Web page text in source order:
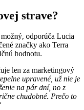
strave?
odporúča Lucia
značky ako Terra
hodnotu.
len za marketingový
upravené, už nie je
na pár dní, no z
chudobné. Prečo to